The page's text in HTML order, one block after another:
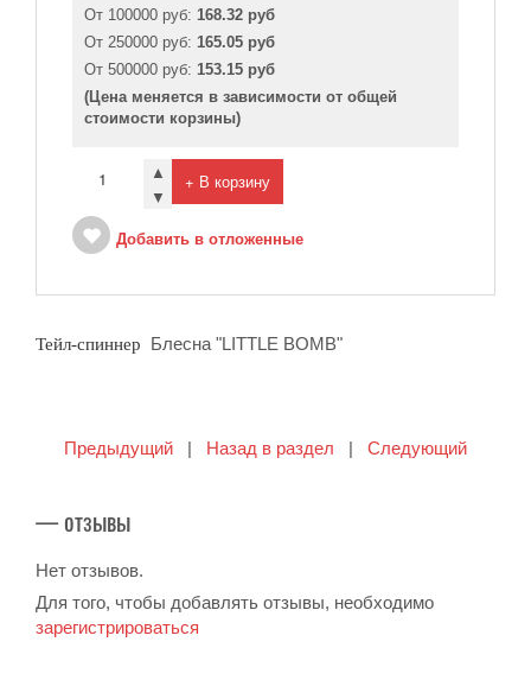
От 100000 руб: 168.32 руб
От 250000 руб: 165.05 руб
От 500000 руб: 153.15 руб
(Цена меняется в зависимости от общей
стоимости корзины)
▲
▼
+ В корзину
Добавить в отложенные
Тейл-спиннер Блесна "LITTLE BOMB"
Предыдущий | Назад в раздел | Следующий
— отзывы
Нет отзывов.
Для того, чтобы добавлять отзывы, необходимо
зарегистрироваться